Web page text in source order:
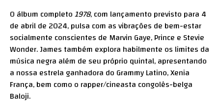
O álbum completo1978, com lançamento previsto para 4
de abril de 2024, pulsa com as vibrações de bem-estar
socialmente conscientes de Marvin Gaye, Prince e Stevie
Wonder. James também explora habilmente os limites da
música negra além de seu próprio quintal, apresentando
a nossa estrela ganhadora do Grammy Latino, Xenia
França, bem como o rapper/cineasta congolês-belga
Baloji.